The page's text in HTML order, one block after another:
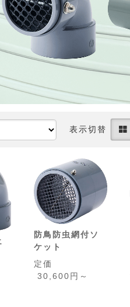
表示切替
防鳥防虫網付ソ
ケット
定価
30,600円～